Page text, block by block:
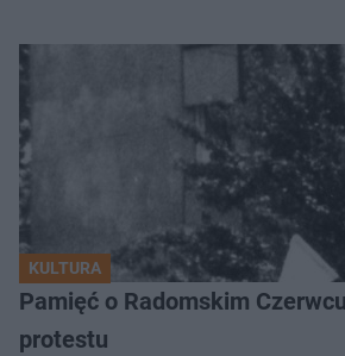
KULTURA
Pamięć o Radomskim
protestu